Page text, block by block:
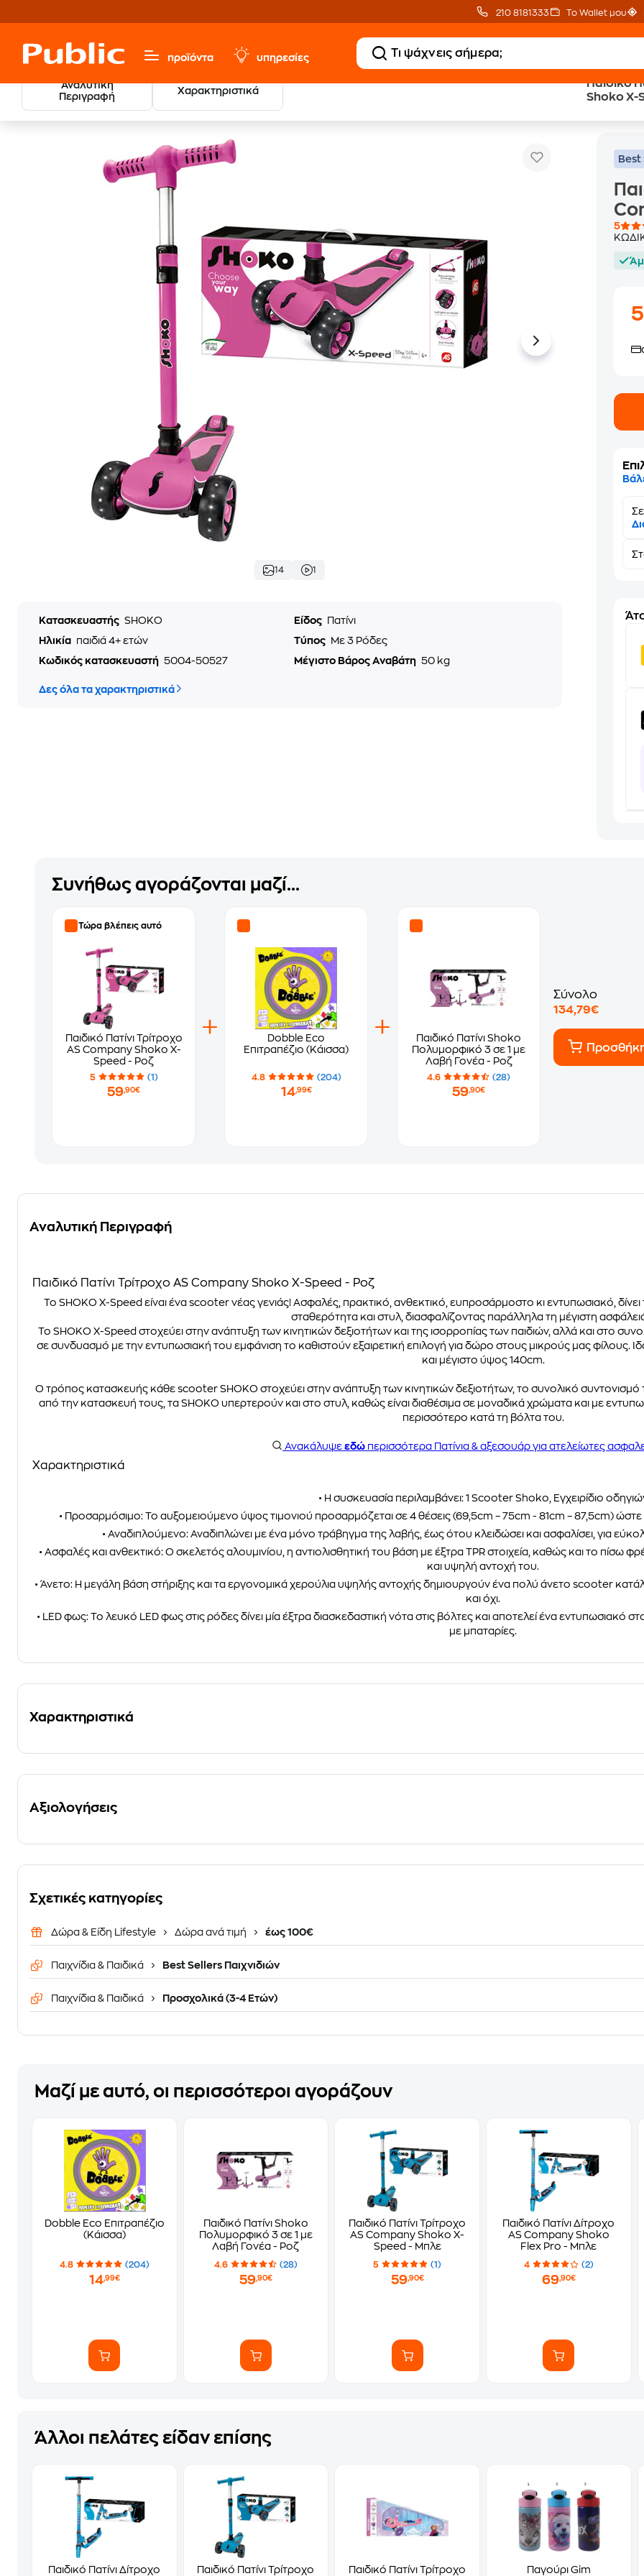
210 8181333 Το Wallet μου
προϊόντα υπηρεσίες
Αναλυτική
Περιγραφή
Χαρακτηριστικά
Παιδικό
Shoko X-
Παιχνίδια & Παιδικά Παιδικό Πατίνι
14 1
Κατασκευαστής SHOKO Είδος
Πατίνι
Ηλικία παιδιά 4+ ετών Τύπος
Με 3 Ρόδες
Κωδικός κατασκευαστή 5004-50527 Μέγιστο Βάρος Αναβάτη 50 kg
Δες όλα τα χαρακτηριστικά
Best
5
Συνήθως αγοράζονται μαζί...
Τώρα βλέπεις αυτό
Παιδικό Πατίνι Τρίτροχο
AS Company Shoko X-
Speed - Ροζ
5 (1)
59,90€
Dobble Eco
Επιτραπέζιο (Κάισσα)
4.8 (204)
14,99€
Παιδικό Πατίνι Shoko
Πολυμορφικό 3 σε 1 με
Λαβή Γονέα - Ροζ
4.6 (28)
59,90€
Σύνολο
134,79€
Αναλυτική Περιγραφή
Παιδικό Πατίνι Τρίτροχο AS Company Shoko X-Speed - Ροζ
Το SHOKO X-Speed είναι ένα scooter νέας γενιάς! Ασφαλές, πρακτικό, ανθεκτικό, ευπροσάρμοστο κι εντυπωσιακό, δίνει
σταθερότητα και στυλ, διασφαλίζοντας παράλληλα τη μέγιστη
Το SHOKO X-Speed στοχεύει στην ανάπτυξη των κινητικών δεξιοτήτων και της ισορροπίας των παιδιών, αλλά και στο
σε συνδυασμό με την εντυπωσιακή του εμφάνιση το καθιστούν εξαιρετική επιλογή για δώρο στους μικρούς μας φίλους.
και μέγιστο ύψος 140cm.
Ο τρόπος κατασκευής κάθε scooter SHOKO στοχεύει στην ανάπτυξη των κινητικών δεξιοτήτων, το συνολικό
από την κατασκευή τους, τα SHOKO υπερτερούν και στο στυλ, καθώς είναι διαθέσιμα σε μοναδικά χρώματα και με
περισσότερο κατά τη βόλτα του.
Ανακάλυψε εδώ περισσότερα Πατίνια & αξεσουάρ για ατελείωτες
Χαρακτηριστικά
• Η συσκευασία περιλαμβάνει: 1 Scooter Shoko, Εγχειρίδιο
• Προσαρμόσιμο: Το αυξομειούμενο ύψος τιμονιού προσαρμόζεται σε 4 θέσεις (69,5cm – 75cm - 81cm – 87,5cm) ώστε
• Αναδιπλούμενο: Αναδιπλώνει με ένα μόνο τράβηγμα της λαβής, έως ότου κλειδώσει και ασφαλίσει, για
• Ασφαλές και ανθεκτικό: Ο σκελετός αλουμινίου, η αντιολισθητική του βάση με έξτρα TPR στοιχεία, καθώς και το πίσω
και υψηλή αντοχή του.
• Άνετο: Η μεγάλη βάση στήριξης και τα εργονομικά χερούλια υψηλής αντοχής δημιουργούν ένα πολύ άνετο scooter
και όχι.
• LED φως: Το λευκό LED φως στις ρόδες δίνει μία έξτρα διασκεδαστική νότα στις βόλτες και αποτελεί ένα εντυπωσιακό
με μπαταρίες.
Χαρακτηριστικά
Αξιολογήσεις
Σχετικές κατηγορίες
Δώρα & Είδη Lifestyle Δώρα ανά τιμή έως 100€
Παιχνίδια & Παιδικά Best Sellers Παιχνιδιών
Παιχνίδια & Παιδικά Προσχολικά (3-4 Ετών)
Μαζί με αυτό, οι περισσότεροι αγοράζουν
Dobble Eco Επιτραπέζιο
(Κάισσα)
4.8 (204)
14,99€
Παιδικό Πατίνι Shoko
Πολυμορφικό 3 σε 1 με
Λαβή Γονέα - Ροζ
4.6 (28)
59,90€
Παιδικό Πατίνι Τρίτροχο
AS Company Shoko X-
Speed - Μπλε
5 (1)
59,90€
Παιδικό Πατίνι Δίτροχο
AS Company Shoko
Flex Pro - Μπλε
4 (2)
69,90€
Άλλοι πελάτες είδαν επίσης
Παιδικό Πατίνι Δίτροχο Παιδικό Πατίνι Τρίτροχο Παιδικό Πατίνι Τρίτροχο Παγούρι Gim